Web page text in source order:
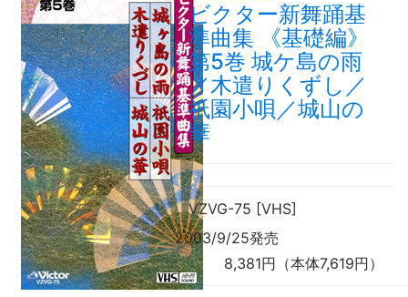
ビクター新舞踊基
準曲集 《基礎編》
第5巻 城ケ島の雨
／木遣りくずし／
祇園小唄／城山の
華
VZVG-75 [VHS]
2003/9/25発売
8,381円（本体7,619円）